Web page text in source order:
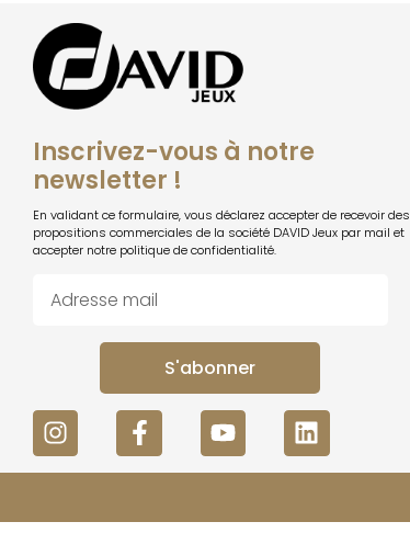
Inscrivez-vous à notre
newsletter !
En validant ce formulaire, vous déclarez accepter de recevoir des
propositions commerciales de la société DAVID Jeux par mail et
accepter notre politique de confidentialité.
S'abonner